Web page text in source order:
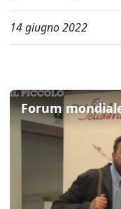
14 giugno 2022